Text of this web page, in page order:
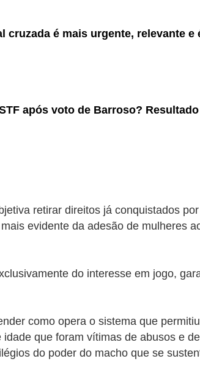
cruzada é mais urgente, relevante e
após voto de Barroso?
retirar direitos já conquistados
evidente da adesão de mulheres
do interesse em jogo,
como opera o sistema que
que foram vítimas de abusos e
do poder do macho que se